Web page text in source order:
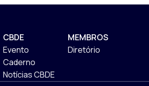
CBDE
Evento
Caderno
Notícias CBDE
MEMBROS
Diretório